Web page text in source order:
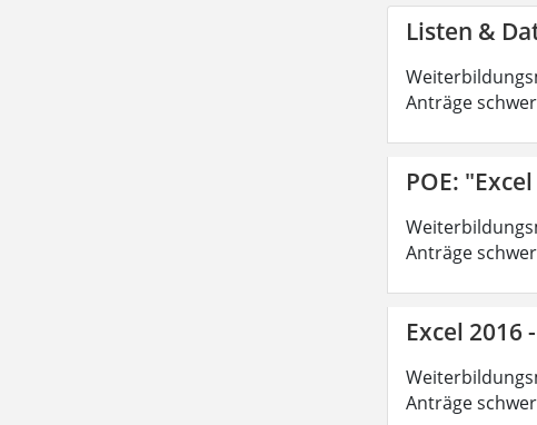
Listen &
Anträge
POE:
Anträge
Excel 2016
Anträge